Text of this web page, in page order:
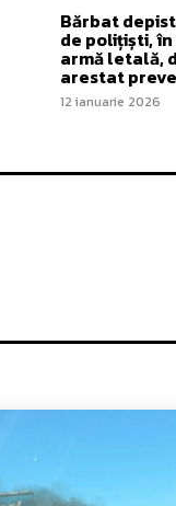
Bărbat
de polițiști,
armă letală,
arestat
12 ianuarie 2026